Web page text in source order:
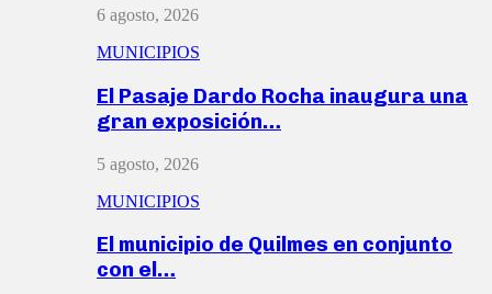
6 agosto, 2026
MUNICIPIOS
El Pasaje Dardo Rocha inaugura una
gran exposición…
5 agosto, 2026
MUNICIPIOS
El municipio de Quilmes en conjunto
con el…